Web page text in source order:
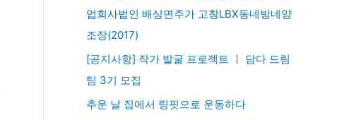
업회사법인 배상면주가 고창LBX동네방네양
조장(2017)
[공지사항] 작가 발굴 프로젝트 ㅣ 담다 드림
팀 3기 모집
추운 날 집에서 링핏으로 운동하다